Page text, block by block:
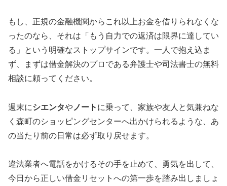
もし、正規の金融機関からこれ以上お金を借りられなくな
ったのなら、それは「もう自力での返済は限界に達してい
る」という明確なストップサインです。一人で抱え込ま
ず、まずは借金解決のプロである弁護士や司法書士の無料
相談に頼ってください。
週末にシエンタや ノート に乗って、家族や友人と気兼ねな
く森町のショッピングセンターへ出かけられるような、あ
の当たり前の日常は必ず取り戻せます。
違法業者へ電話をかけるその手を止めて、勇気を出して、
今日から正しい借金リセットへの第一歩を踏み出しましょ